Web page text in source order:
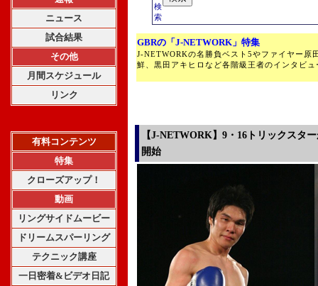
ニュース
試合結果
その他
月間スケジュール
リンク
有料コンテンツ
特集
クローズアップ！
動画
リングサイドムービー
ドリームスパーリング
テクニック講座
一日密着&ビデオ日記
検
索
GBRの「J-NETWORK」特集
J-NETWORKの名勝負ベスト5やファイヤー原
鮮、黒田アキヒロなど各階級王者のインタビュ
【J-NETWORK】9・16トリックスタ
開始